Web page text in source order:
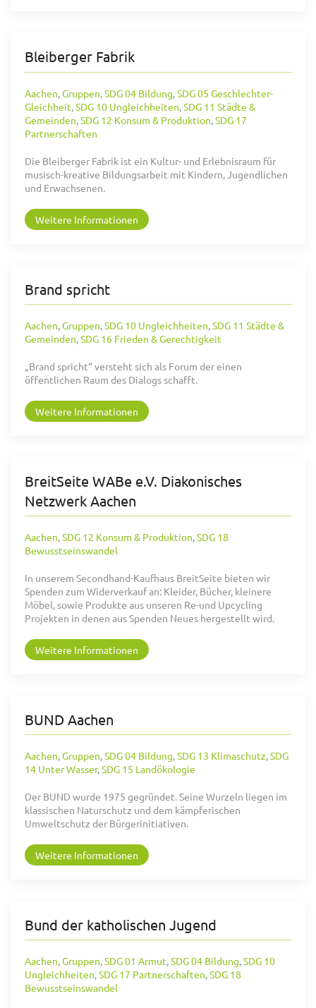
Bleiberger Fabrik
Aachen,Gruppen,SDG 04 Bildung,SDG 05 Geschlechter-
Gleichheit,SDG 10 Ungleichheiten,SDG 11 Städte &
Gemeinden,SDG 12 Konsum & Produktion,SDG 17
Partnerschaften
Die Bleiberger Fabrik ist ein Kultur- und Erlebnisraum für
musisch-kreative Bildungsarbeit mit Kindern, Jugendlichen
und Erwachsenen.
Weitere Informationen
Brand spricht
Aachen,Gruppen,SDG 10 Ungleichheiten,SDG 11 Städte &
Gemeinden,SDG 16 Frieden & Gerechtigkeit
„Brand spricht“ versteht sich als Forum der einen
öffentlichen Raum des Dialogs schafft.
Weitere Informationen
BreitSeite WABe e.V. Diakonisches
Netzwerk Aachen
Aachen,SDG 12 Konsum & Produktion,SDG 18
Bewusstseinswandel
In unserem Secondhand-Kaufhaus BreitSeite bieten wir
Spenden zum Widerverkauf an: Kleider, Bücher, kleinere
Möbel, sowie Produkte aus unseren Re-und Upcycling
Projekten in denen aus Spenden Neues hergestellt wird.
Weitere Informationen
BUND Aachen
Aachen,Gruppen,SDG 04 Bildung,SDG 13 Klimaschutz,SDG
14 Unter Wasser,SDG 15 Landökologie
Der BUND wurde 1975 gegründet. Seine Wurzeln liegen im
klassischen Naturschutz und dem kämpferischen
Umweltschutz der Bürgerinitiativen.
Weitere Informationen
Bund der katholischen Jugend
Aachen,Gruppen,SDG 01 Armut,SDG 04 Bildung,SDG 10
Ungleichheiten,SDG 17 Partnerschaften,SDG 18
Bewusstseinswandel